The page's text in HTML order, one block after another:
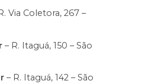
Via Coletora, 267 –
– R. Itaguá, 150 – São
– R. Itaguá, 142 – São